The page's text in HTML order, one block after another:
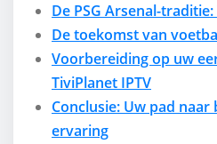
De PSG Arsenal-
De toekomst van
Voorbereiding op uw
TiviPlanet IPTV
Conclusie: Uw pad naar
ervaring